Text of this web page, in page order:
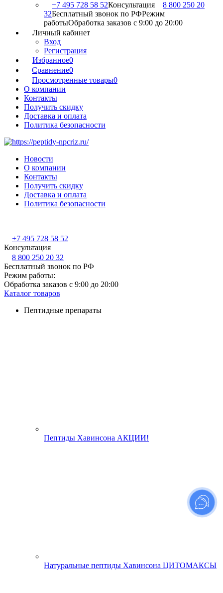
+7 495 728 58 52Консультация
8 800 250 20
32Бесплатный звонок по РФРежим
работыОбработка заказов с 9:00 до 20:00
Личный кабинет
Вход
Регистрация
Избранное0
Сравнение0
Просмотренные товары0
О компании
Контакты
Получить скидку
Доставка и оплата
Политика безопасности
Новости
О компании
Контакты
Получить скидку
Доставка и оплата
Политика безопасности
+7 495 728 58 52
Консультация
8 800 250 20 32
Бесплатный звонок по РФ
Режим работы:
Обработка заказов с 9:00 до 20:00
Каталог товаров
Пептидные препараты
Пептиды Хавинсона АКЦИИ!
Натуральные пептиды Хавинсона ЦИТОМАКСЫ